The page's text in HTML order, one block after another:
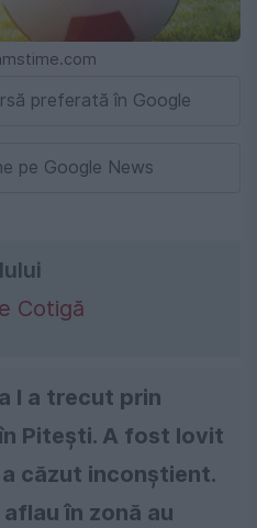
preferată în Google
pe Google News
Cotigă
I a trecut prin
Pitești. A fost lovit
căzut inconștient.
în zonă au